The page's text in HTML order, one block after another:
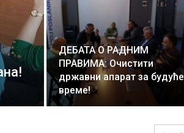
ДЕБАТА О РАДНИМ
ПРАВИМА: Очистити
државни апарат за будуће
време!